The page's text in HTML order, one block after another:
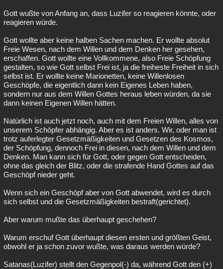
Gott wußte von Anfang an, dass Luzifer so reagieren könnte, oder
reagieren würde.
Gott wollte aber keine halben Sachen machen. Er wollte absolut
Freie Wesen, nach dem Willen und dem Denken her gesehen,
erschaffen. Gott wollte eine Vollkommene, also Freie Schöpfung
gestalten, so wie Gott selbst Frei ist, ja die freiheste Freiheit in sich
selbst ist. Er wollte keine Marionetten, keine Willenlosen
Geschöpfe, die eigentlich dann kein Eigenes Leben haben,
sondern nur aus dem Willen Gottes heraus leben würden, da sie
dann keinen Eigenen Willen hätten.
Natürlich ist auch jetzt noch, auch mit dem Freien Willen, alles von
unserem Schöpfer abhängig. Aber es ist anders. Wir, oder man ist
trotz auferlegter Gesetzmäßigkeiten und Gesetzen des Kosmos,
der Schöpfung, dennoch Frei in diesen, nach dem Willen und dem
Denken. Man kann sich für Gott, oder gegen Gott entscheiden,
ohne das gleich der Blitz, oder die strafende Hand Gottes auf das
Geschöpf nieder geht.
Wenn sich ein Geschöpf aber von Gott abwendet, wird es durch
sich selbst und die Gesetzmäßigkeiten bestraft(gerichtet).
Aber warum mußte das überhaupt geschehen?
Warum erschuf Gott überhaupt diesen ersten und größten Geist,
obwohl er ja schon zuvor wußte, was daraus werden würde?
Satanas(Luzifer) stellt den Gegenpol(-) da, während Gott den (+)